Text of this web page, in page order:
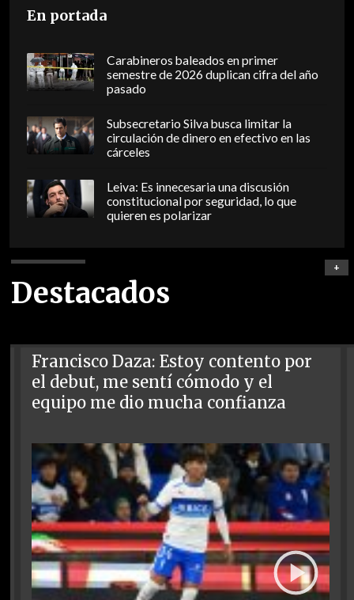
En portada
Carabineros baleados en primer
semestre de 2026 duplican cifra del año
pasado
Subsecretario Silva busca limitar la
circulación de dinero en efectivo en las
cárceles
Leiva: Es innecesaria una discusión
constitucional por seguridad, lo que
quieren es polarizar
Destacados
+
Francisco Daza: Estoy contento por
el debut, me sentí cómodo y el
equipo me dio mucha confianza